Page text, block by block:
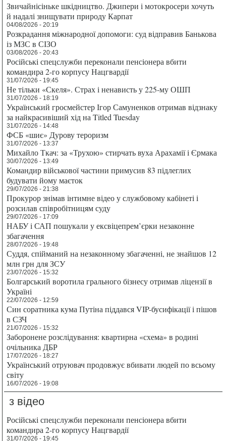
Звичайнісіньке шкідництво. Джипери і мотокросери хочуть
й надалі знищувати природу Карпат
04/08/2026 - 20:19
Розкрадання міжнародної допомоги: суд відправив Банькова
із МЗС в СІЗО
03/08/2026 - 20:43
Російські спецслужби переконали пенсіонера вбити
командира 2-го корпусу Нацгвардії
31/07/2026 - 19:45
Не тільки «Скеля». Страх і ненависть у 225-му ОШП
31/07/2026 - 18:19
Український гросмейстер Ігор Самуненков отримав відзнаку
за найкрасивіший хід на Titled Tuesday
31/07/2026 - 14:48
ФСБ «шиє» Дурову тероризм
31/07/2026 - 13:37
Михайло Ткач: за «Трухою» стирчать вуха Арахамії і Єрмака
30/07/2026 - 13:49
Командир військової частини примусив 83 підлеглих
будувати йому маєток
29/07/2026 - 21:38
Прокурор знімав інтимне відео у службовому кабінеті і
розсилав співробітницям суду
29/07/2026 - 17:09
НАБУ і САП пошукали у ексвіцепрем’єрки незаконне
збагачення
28/07/2026 - 19:48
Суддя, спійманий на незаконному збагаченні, не знайшов 12
млн грн для ЗСУ
23/07/2026 - 15:32
Болгарський воротила грального бізнесу отримав ліцензії в
Україні
22/07/2026 - 12:59
Син соратника кума Путіна піддався VIP-бусифікації і пішов
в СЗЧ
21/07/2026 - 15:32
Заборонене розслідування: квартирна «схема» в родині
очільника ДБР
17/07/2026 - 18:27
Український отруювач продовжує вбивати людей по всьому
світу
16/07/2026 - 19:08
з відео
Російські спецслужби переконали пенсіонера вбити
командира 2-го корпусу Нацгвардії
31/07/2026 - 19:45